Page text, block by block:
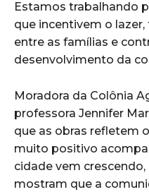
Estamos trabalhando
que incentivem o
entre as famílias e
desenvolvimento da
Moradora da Colônia
professora Jennifer
que as obras refletem
muito positivo
cidade vem
mostram que a